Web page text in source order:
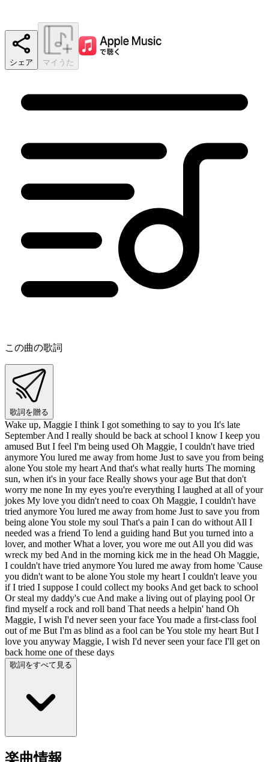
シェア マイうた
この曲の歌詞
歌詞を贈る
Wake up, Maggie I think I got something to say to you It's late
September And I really should be back at school I know I keep you
amused But I feel I'm being used Oh Maggie, I couldn't have tried
anymore You lured me away from home Just to save you from being
alone You stole my heart And that's what really hurts The morning
sun, when it's in your face Really shows your age But that don't
worry me none In my eyes you're everything I laughed at all of your
jokes My love you didn't need to coax Oh Maggie, I couldn't have
tried anymore You lured me away from home Just to save you from
being alone You stole my soul That's a pain I can do without All I
needed was a friend To lend a guiding hand But you turned into a
lover, and mother What a lover, you wore me out All you did was
wreck my bed And in the morning kick me in the head Oh Maggie,
I couldn't have tried anymore You lured me away from home 'Cause
you didn't want to be alone You stole my heart I couldn't leave you
if I tried I suppose I could collect my books And get back to school
Or steal my daddy's cue And make a living out of playing pool Or
find myself a rock and roll band That needs a helpin' hand Oh
Maggie, I wish I'd never seen your face You made a first-class fool
out of me But I'm as blind as a fool can be You stole my heart But I
love you anyway Maggie, I wish I'd never seen your face I'll get on
back home one of these days
歌詞をすべて見る
楽曲情報